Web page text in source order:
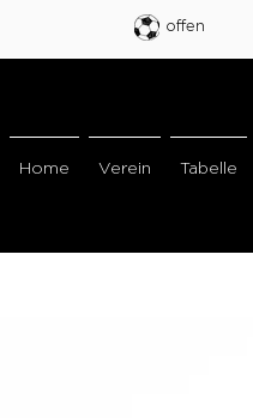
offen
Home Verein Tabelle